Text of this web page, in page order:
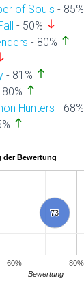
of Souls - 85%
- 50% south
- 80% north
- 81% north
north
Hunters - 68%
north
der Bewertung
73
73
60% 80%
Bewertung